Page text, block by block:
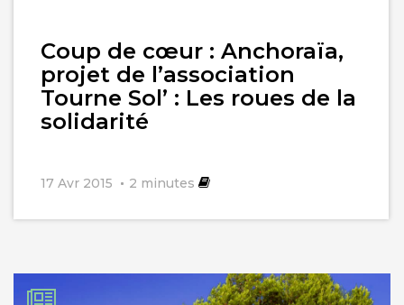
Coup de cœur : Anchoraïa,
projet de l’association
Tourne Sol’ : Les roues de la
solidarité
17 Avr 2015 2 minutes
l'article